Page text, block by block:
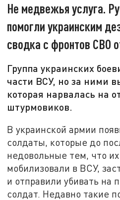
Не медвежья услуга.
помогли украинским
сводка с фронтов СВО
Группа украинских
части ВСУ, но за ними
которая нарвалась на
штурмовиков.
В украинской армии
солдаты, которые до
недовольные тем, что
мобилизовали в ВСУ,
и отправили убивать на
солдат. Недавно такие